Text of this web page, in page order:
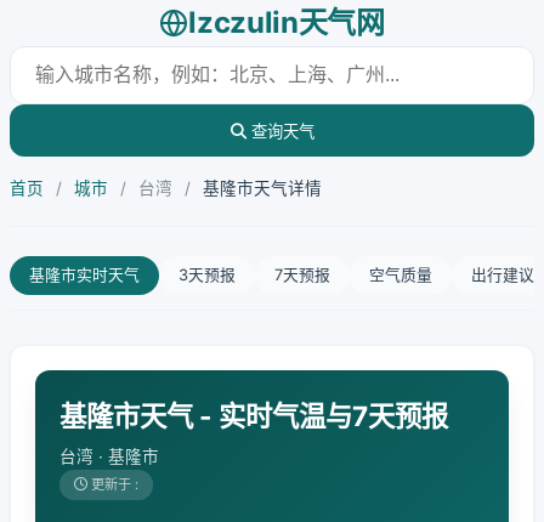
lzczulin天气网
查询天气
首页 / 城市 / 台湾 / 基隆市天气详情
基隆市实时天气 3天预报 7天预报 空气质量 出行建议
基隆市天气 - 实时气温与7天预报
台湾 · 基隆市
更新于 :